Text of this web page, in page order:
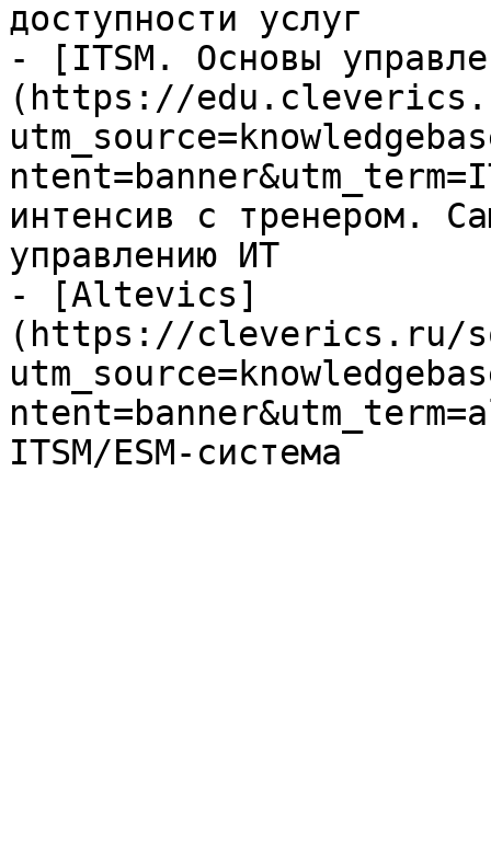
доступности услуг
- [ITSM. Основы
(https://
интенсив с тренером.
управлению ИТ
- [Altevics]
(https://cleverics.ru/
ITSM/ESM-система